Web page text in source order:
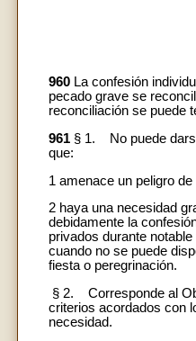
960 La confesión
pecado grave se
reconciliación se puede
961 § 1. No puede
que:
1 amenace un peligro
2 haya una necesidad
debidamente la
privados durante
cuando no se puede
fiesta o peregrinación.
§ 2. Corresponde al
criterios acordados con
necesidad.